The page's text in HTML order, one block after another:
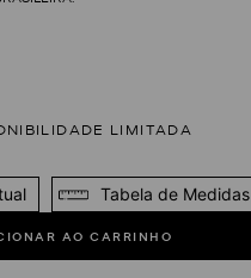
Tabela de Medidas